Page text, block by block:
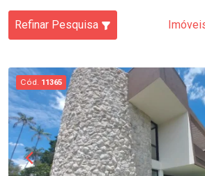
Refinar Pesquisa
Cód. 11365